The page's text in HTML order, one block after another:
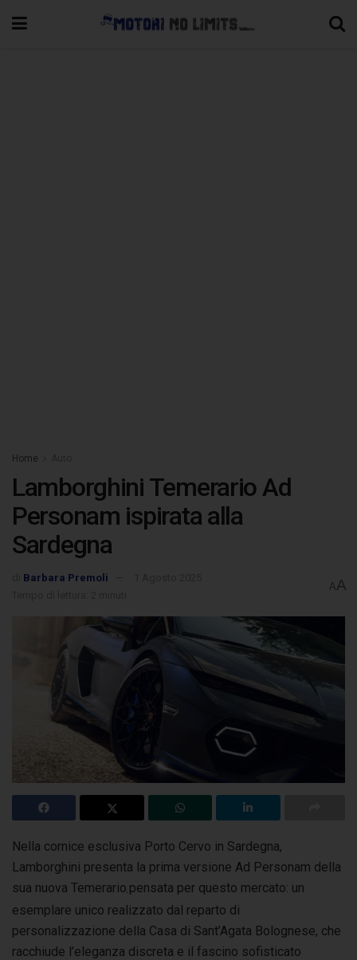
Home
Lamborghini Temerario Ad
Personam ispirata alla
Sardegna
Barbara Premoli
AA
Nella cornice esclusiva Porto Cervo in Sardegna,
Lamborghini presenta la prima versione Ad Personam della
sua nuova Temerario pensata per questo mercato: un
esemplare unico realizzato dal reparto di
personalizzazione della Casa di Sant’Agata Bolognese, che
racchiude l’eleganza discreta e il fascino sofisticato